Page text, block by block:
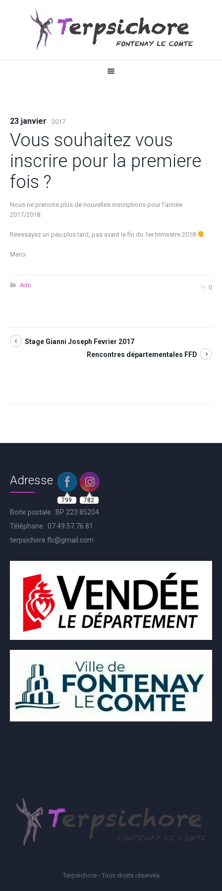
23 janvier 2017
Vous souhaitez vous
inscrire pour la premiere
fois ?
Nous ne prenons plus de nouvelles inscriptions pour l’année
2017/2018.
Réessayez un peu plus tard, pas avant la fin du 1er trimestre 2018
Merci
0
Actu
Stage Gianni Joseph Fevrier 2017
Rencontres départementales FFD
Adresse
Boite postale : BP 223 85204
Téléphone : 07.49.57.76.81
terpsichore.flc@gmail.com
Terpsichore - Tous droits réservés
799 782